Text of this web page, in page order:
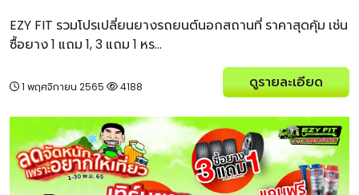
EZY FIT รวมโปรเปลี่ยนยางรถยนต์นอกสถานที่ ราคาสุดคุ้ม เช่น
ซื้อยาง 1 แถม 1, 3 แถม 1 หร...
1 พฤศจิกายน 2565 4188 ดูรายละเอียด